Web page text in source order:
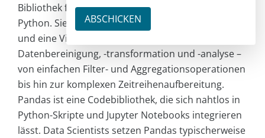
Bibliothek für Datenmanipulation und -analyse in
Python. Sie bietet Datenstrukturen wie DataFrames
und eine Vielzahl von Funktionen zur
Datenbereinigung, -transformation und -analyse –
von einfachen Filter- und Aggregationsoperationen
bis hin zur komplexen Zeitreihenaufbereitung.
Pandas ist eine Codebibliothek, die sich nahtlos in
Python-Skripte und Jupyter Notebooks integrieren
lässt. Data Scientists setzen Pandas typischerweise